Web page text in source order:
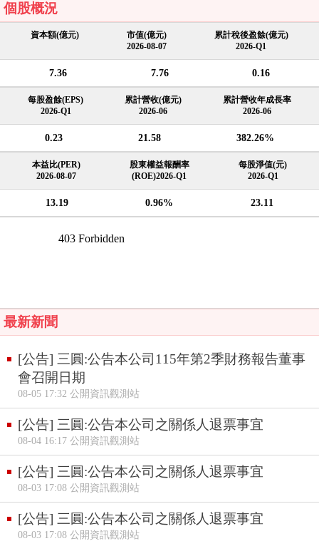
個股概況
資本額(億元)
市值(億元)
2026-08-07
累計稅後盈餘(億元)
2026-Q1
7.36 7.76 0.16
每股盈餘(EPS)
2026-Q1
累計營收(億元)
2026-06
累計營收年成長率
2026-06
0.23 21.58 382.26%
本益比(PER)
2026-08-07
股東權益報酬率
(ROE)2026-Q1
每股淨值(元)
2026-Q1
13.19 0.96% 23.11
最新新聞
[公告] 三圓:公告本公司115年第2季財務報告董事
會召開日期
08-05 17:32 公開資訊觀測站
[公告] 三圓:公告本公司之關係人退票事宜
08-04 16:17 公開資訊觀測站
[公告] 三圓:公告本公司之關係人退票事宜
08-03 17:08 公開資訊觀測站
[公告] 三圓:公告本公司之關係人退票事宜
08-03 17:08 公開資訊觀測站